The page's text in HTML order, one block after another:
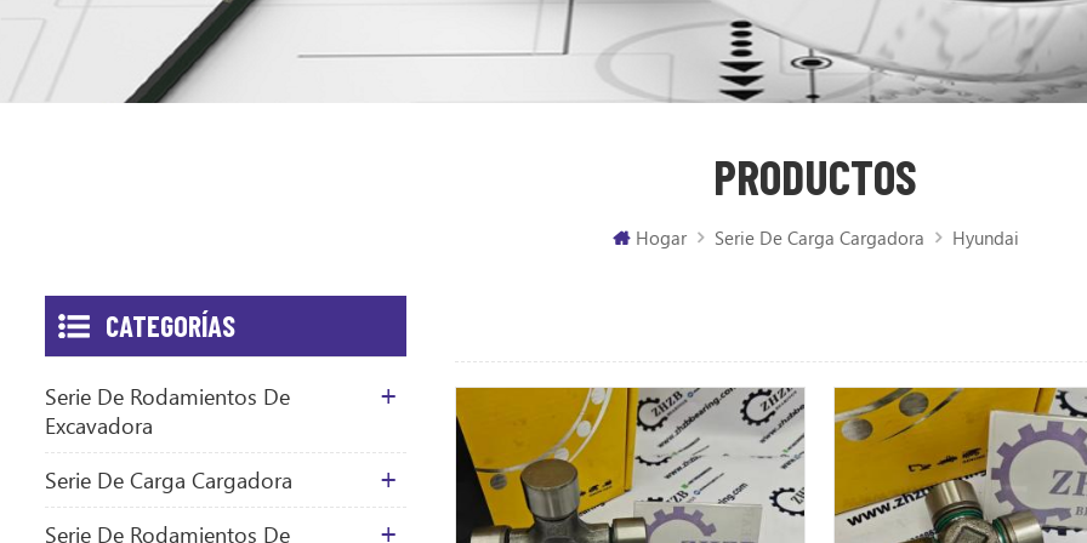
PRODUCTOS
Hogar Serie De Carga Cargadora Hyundai
CATEGORÍAS
Serie De Rodamientos De
Excavadora
Serie De Carga Cargadora
Serie De Rodamientos De